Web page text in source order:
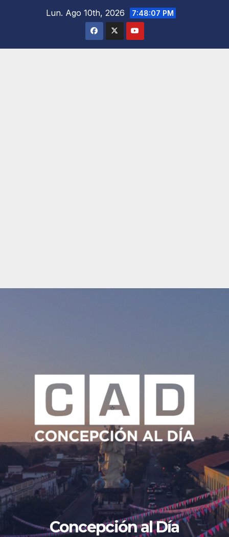
Lun. Ago 10th, 2026 7:48:09 PM
Concepción al Día